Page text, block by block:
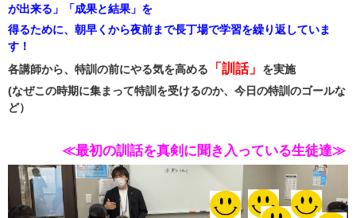
が出来る」「成果と結果」を
得るために、朝早くから夜前まで長丁場で学習を繰り返していま
す！
各講師から、特訓の前にやる気を高める
「訓話」
を実施
(なぜこの時期に集まって特訓を受けるのか、今日の特訓のゴールな
ど）
≪最初の訓話を真剣に聞き入っている生徒達≫